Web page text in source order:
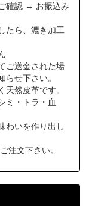
確認 → お振込み
たら、漉き加工
ご送金された場
せ下さい。
然皮革です。
ミ・トラ・血
わいを作り出し
注文下さい。